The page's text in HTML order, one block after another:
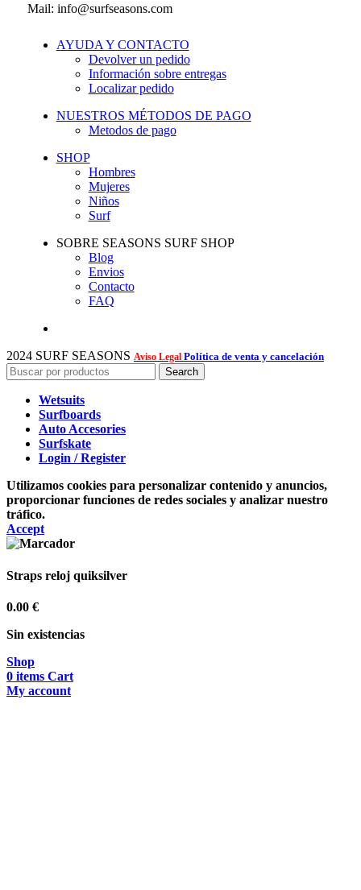
Mail: info@surfseasons.com
AYUDA Y CONTACTO
Devolver un pedido
Información sobre entregas
Localizar pedido
NUESTROS MÉTODOS DE PAGO
Metodos de pago
SHOP
Hombres
Mujeres
Niños
Surf
SOBRE SEASONS SURF SHOP
Blog
Envios
Contacto
FAQ
2024 SURF SEASONS Aviso Legal Política de venta y cancelación
Search
Wetsuits
Surfboards
Auto Accesories
Surfskate
Login / Register
Utilizamos cookies para personalizar contenido y anuncios,
proporcionar funciones de redes sociales y analizar nuestro
tráfico.
Accept
Straps reloj quiksilver
0.00 €
Sin existencias
Shop
0 items Cart
My account